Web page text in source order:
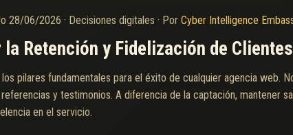
28/06/2026 · Decisiones digitales · Por Cyber Intelligence
Retención y Fidelización de
pilares fundamentales para el éxito de cualquier agencia web.
y testimonios. A diferencia de la captación, mantener
en el servicio.